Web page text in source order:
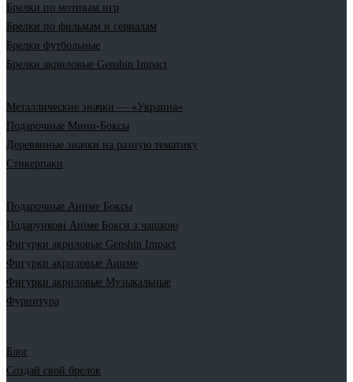
Брелки по мотивам игр
Брелки по фильмам и сериалам
Брелки футбольные
Брелки акриловые Genshin Impact
Металлические значки — «Украина»
Подарочные Мини-Боксы
Деревянные значки на разную тематику
Стикерпаки
Подарочные Аниме Боксы
Подарункові Аніме Бокси з чашкою
Фигурки акриловые Genshin Impact
Фигурки акриловые Аниме
Фигурки акриловые Музыкальные
Фурнитура
Блог
Создай свой брелок